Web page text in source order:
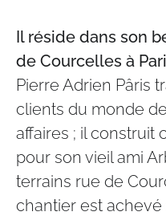
Il réside dans son
de Courcelles à
Pierre Adrien Pâris
clients du monde
affaires ; il construit
pour son vieil ami
terrains rue de
chantier est achevé